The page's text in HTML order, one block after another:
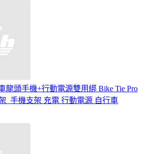
龍頭手機+行動電源雙用綁 Bike Tie Pro
_手機支架 充電 行動電源 自行車